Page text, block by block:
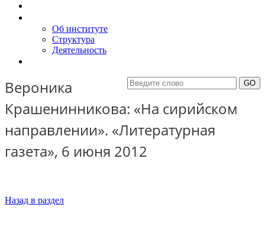
Об институте
Структура
Деятельность
Вероника
Крашенинникова: «На сирийском
направлении». «Литературная
газета», 6 июня 2012
Назад в раздел